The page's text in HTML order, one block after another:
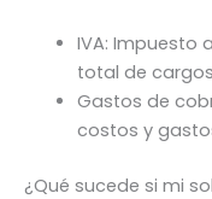
IVA: Impuesto
total de
Gastos de
costos y
¿Qué sucede si mi